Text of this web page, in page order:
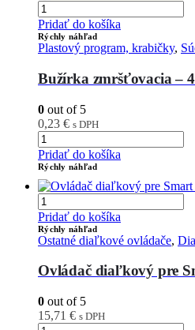
Pridať do košíka
Rýchly náhľad
Plastový program, krabičky,
Bužírka zmršťovacia –
0 out of 5
0,23 € s DPH
Pridať do košíka
Rýchly náhľad
Pridať do košíka
Rýchly náhľad
Ostatné diaľkové ovládače,
Ovládač diaľkový pre
0 out of 5
15,71 € s DPH